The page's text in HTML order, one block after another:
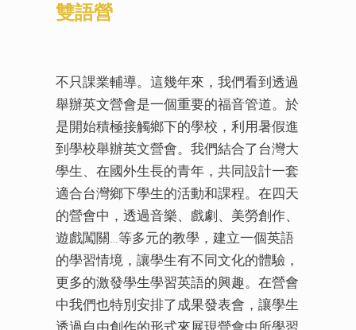
雙語營
不只課業輔導。這幾年來，我們看到透過
舉辦英文營會是一個重要的福音管道。於
是開始積極接觸鄉下的學校，利用暑假進
到學校舉辦英文營會。我們結合了台灣大
學生、在國外生長的青年，共同設計一套
適合台灣鄉下學生的活動和課程。在四天
的營會中，透過音樂、戲劇、美勞創作、
遊戲闖關…等多元的教學，建立一個英語
的學習情境，讓學生有不同文化的體驗，
更多的激發學生學習英語的興趣。在營會
中我們也特別安排了成果發表會，讓學生
透過自由創作的形式來展現營會中所學習